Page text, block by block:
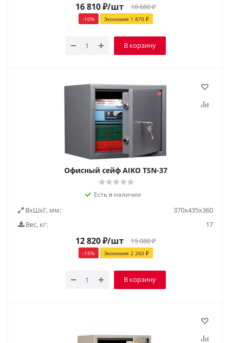
16 810₽/шт 18 680₽
-10% Экономия 1 870₽
В корзину
Офисный сейф AIKO ТSN-37
Есть в наличии
ВxШxГ, мм:
370х435х360
Вес, кг:
17
12 820₽/шт 15 080₽
-15% Экономия 2 260₽
В корзину